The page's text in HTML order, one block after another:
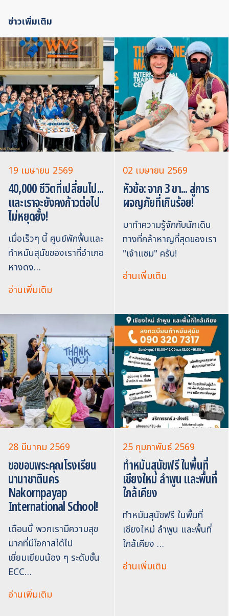
ข่าวเพิ่มเติม
19 เมษายน 2569
40,000 ชีวิตที่เปลี่ยนไป...
และเราจะยังคงก้าวต่อไป
ไม่หยุดยั้ง!
เมื่อเร็วๆ นี้ ศูนย์พักฟื้นและ
ทำหมันสุนัขของเราที่อำเภอ
หางดง…
อ่านเพิ่มเติม
02 เมษายน 2569
หัวข้อ: จาก 3 ขา... สู่การ
ผจญภัยที่เกินร้อย!
มาทำความรู้จักกับนักเดิน
ทางที่กล้าหาญที่สุดของเรา
"เจ้าแซม" ครับ!
อ่านเพิ่มเติม
28 มีนาคม 2569
ขอขอบพระคุณโรงเรียน
นานาชาตินคร
Nakornpayap
International School!
เดือนนี้ พวกเรามีความสุข
มากที่มีโอกาสได้ไป
เยี่ยมเยียนน้อง ๆ ระดับชั้น
ECC…
อ่านเพิ่มเติม
25 กุมภาพันธ์ 2569
ทำหมันสุนัขฟรี ในพื้นที่
เชียงใหม่ ลำพูน และพื้นที่
ใกล้เคียง
ทำหมันสุนัขฟรี ในพื้นที่
เชียงใหม่ ลำพูน และพื้นที่
ใกล้เคียง …
อ่านเพิ่มเติม